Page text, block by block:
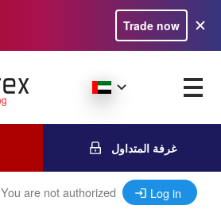
Trade now
غرفة المتداول
You are not authorized Log in